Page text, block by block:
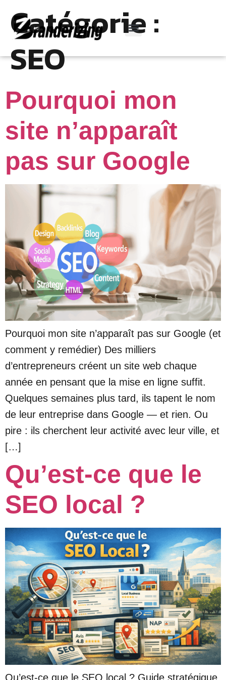
Catégorie :
SEO
Pourquoi mon
site n’apparaît
pas sur Google
Pourquoi mon site n’apparaît pas sur Google (et
comment y remédier) Des milliers
d’entrepreneurs créent un site web chaque
année en pensant que la mise en ligne suffit.
Quelques semaines plus tard, ils tapent le nom
de leur entreprise dans Google — et rien. Ou
pire : ils cherchent leur activité avec leur ville, et
[…]
Qu’est-ce que le
SEO local ?
Qu’est-ce que le SEO local ? Guide stratégique